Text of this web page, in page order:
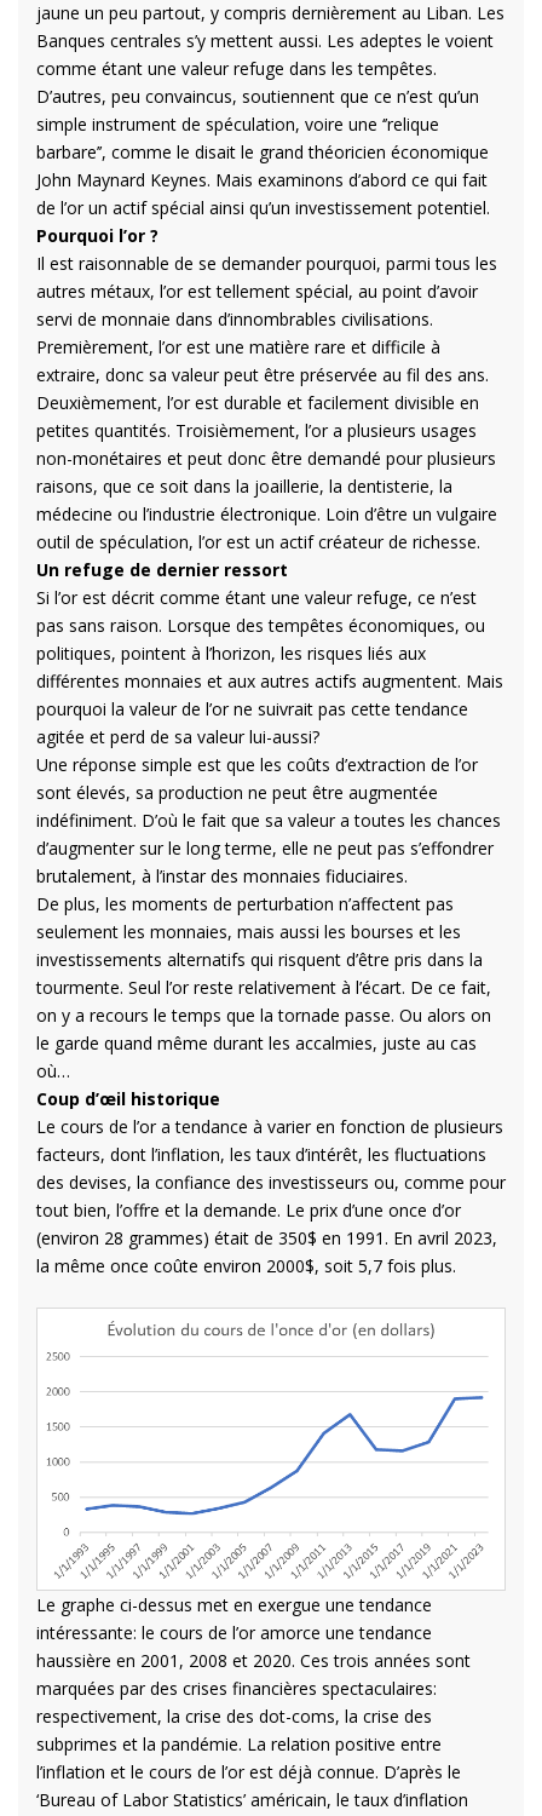
jaune un peu partout, y compris dernièrement au Liban. Les
Banques centrales s’y mettent aussi. Les adeptes le voient
comme étant une valeur refuge dans les tempêtes.
D’autres, peu convaincus, soutiennent que ce n’est qu’un
simple instrument de spéculation, voire une ‘’relique
barbare’’, comme le disait le grand théoricien économique
John Maynard Keynes. Mais examinons d’abord ce qui fait
de l’or un actif spécial ainsi qu’un investissement potentiel.
Pourquoi l’or ?
Il est raisonnable de se demander pourquoi, parmi tous les
autres métaux, l’or est tellement spécial, au point d’avoir
servi de monnaie dans d’innombrables civilisations.
Premièrement, l’or est une matière rare et difficile à
extraire, donc sa valeur peut être préservée au fil des ans.
Deuxièmement, l’or est durable et facilement divisible en
petites quantités. Troisièmement, l’or a plusieurs usages
non-monétaires et peut donc être demandé pour plusieurs
raisons, que ce soit dans la joaillerie, la dentisterie, la
médecine ou l’industrie électronique. Loin d’être un vulgaire
outil de spéculation, l’or est un actif créateur de richesse.
Un refuge de dernier ressort
Si l’or est décrit comme étant une valeur refuge, ce n’est
pas sans raison. Lorsque des tempêtes économiques, ou
politiques, pointent à l’horizon, les risques liés aux
différentes monnaies et aux autres actifs augmentent. Mais
pourquoi la valeur de l’or ne suivrait pas cette tendance
agitée et perd de sa valeur lui-aussi?
Une réponse simple est que les coûts d’extraction de l’or
sont élevés, sa production ne peut être augmentée
indéfiniment. D’où le fait que sa valeur a toutes les chances
d’augmenter sur le long terme, elle ne peut pas s’effondrer
brutalement, à l’instar des monnaies fiduciaires.
De plus, les moments de perturbation n’affectent pas
seulement les monnaies, mais aussi les bourses et les
investissements alternatifs qui risquent d’être pris dans la
tourmente. Seul l’or reste relativement à l’écart. De ce fait,
on y a recours le temps que la tornade passe. Ou alors on
le garde quand même durant les accalmies, juste au cas
où…
Coup d’œil historique
Le cours de l’or a tendance à varier en fonction de plusieurs
facteurs, dont l’inflation, les taux d’intérêt, les fluctuations
des devises, la confiance des investisseurs ou, comme pour
tout bien, l’offre et la demande. Le prix d’une once d’or
(environ 28 grammes) était de 350$ en 1991. En avril 2023,
la même once coûte environ 2000$, soit 5,7 fois plus.
Le graphe ci-dessus met en exergue une tendance
intéressante: le cours de l’or amorce une tendance
haussière en 2001, 2008 et 2020. Ces trois années sont
marquées par des crises financières spectaculaires:
respectivement, la crise des dot-coms, la crise des
subprimes et la pandémie. La relation positive entre
l’inflation et le cours de l’or est déjà connue. D’après le
‘Bureau of Labor Statistics’ américain, le taux d’inflation